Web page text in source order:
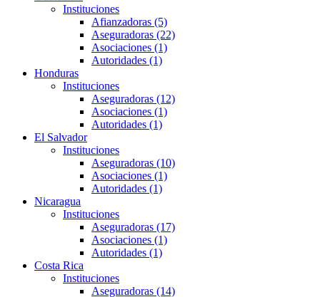
Instituciones
Afianzadoras (5)
Aseguradoras (22)
Asociaciones (1)
Autoridades (1)
Honduras
Instituciones
Aseguradoras (12)
Asociaciones (1)
Autoridades (1)
El Salvador
Instituciones
Aseguradoras (10)
Asociaciones (1)
Autoridades (1)
Nicaragua
Instituciones
Aseguradoras (17)
Asociaciones (1)
Autoridades (1)
Costa Rica
Instituciones
Aseguradoras (14)